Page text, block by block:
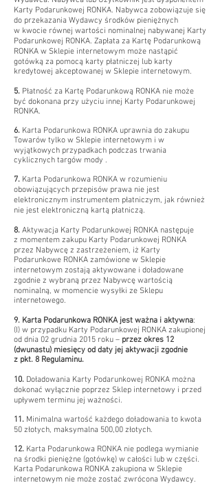
Karty Podarunkowej RONKA. Nabywca zobowiązuje się
do przekazania Wydawcy środków pieniężnych
w kwocie równej wartości nominalnej nabywanej Karty
Podarunkowej RONKA. Zapłata za Kartę Podarunkową
RONKA w Sklepie internetowym może nastąpić
gotówką za pomocą karty płatniczej lub karty
kredytowej akceptowanej w Sklepie internetowym.
5. Płatność za Kartę Podarunkową RONKA nie może
być dokonana przy użyciu innej Karty Podarunkowej
RONKA.
6. Karta Podarunkowa RONKA uprawnia do zakupu
Towarów tylko w Sklepie internetowym i w
wyjątkowych przypadkach podczas trwania
cyklicznych targów mody .
7. Karta Podarunkowa RONKA w rozumieniu
obowiązujących przepisów prawa nie jest
elektronicznym instrumentem płatniczym, jak również
nie jest elektroniczną kartą płatniczą.
8. Aktywacja Karty Podarunkowej RONKA następuje
z momentem zakupu Karty Podarunkowej RONKA
przez Nabywcę z zastrzeżeniem, iż Karty
Podarunkowe RONKA zamówione w Sklepie
internetowym zostają aktywowane i doładowane
zgodnie z wybraną przez Nabywcę wartością
nominalną, w momencie wysyłki ze Sklepu
internetowego.
9. Karta Podarunkowa RONKA jest ważna i aktywna:
(I) w przypadku Karty Podarunkowej RONKA zakupionej
od dnia 02 grudnia 2015 roku – przez okres 12
(dwunastu) miesięcy od daty jej aktywacji zgodnie
z pkt. 8 Regulaminu.
10. Doładowania Karty Podarunkowej RONKA można
dokonać wyłącznie poprzez Sklep internetowy i przed
upływem terminu jej ważności.
11. Minimalna wartość każdego doładowania to kwota
50 złotych, maksymalna 500,00 złotych.
12. Karta Podarunkowa RONKA nie podlega wymianie
na środki pieniężne (gotówkę) w całości lub w części.
Karta Podarunkowa RONKA zakupiona w Sklepie
internetowym nie może zostać zwrócona Wydawcy.